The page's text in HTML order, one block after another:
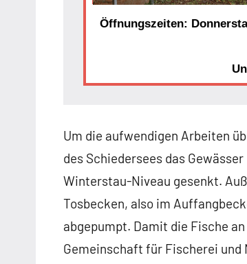
Öffnungszeiten:
Um die aufwendigen Arbeiten
des Schiedersees das
Winterstau-Niveau gesenkt.
Tosbecken, also im
abgepumpt. Damit die Fische
Gemeinschaft für Fischerei und